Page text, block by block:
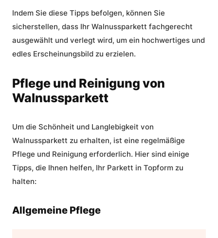
Indem Sie diese Tipps befolgen, können Sie
sicherstellen, dass Ihr Walnussparkett fachgerecht
ausgewählt und verlegt wird, um ein hochwertiges und
edles Erscheinungsbild zu erzielen.
Pflege und Reinigung von
Walnussparkett
Um die Schönheit und Langlebigkeit von
Walnussparkett zu erhalten, ist eine regelmäßige
Pflege und Reinigung erforderlich. Hier sind einige
Tipps, die Ihnen helfen, Ihr Parkett in Topform zu
halten:
Allgemeine Pflege